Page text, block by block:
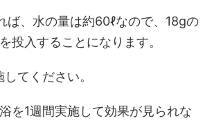
ば、水の量は約60ℓなので、18gの
投入することになります。
てください。
を1週間実施して効果が見られな